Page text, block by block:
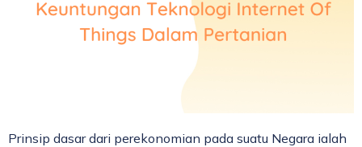
Prinsip dasar dari perekonomian pada suatu Negara ialah